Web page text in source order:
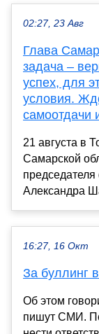
02:27, 23 Авг
Глава
задача –
успех, для
условия.
самоотдачи
21 августа в
Самарской
Александра
16:27, 16 Окт
За буллинг
Об этом
пишут СМИ.